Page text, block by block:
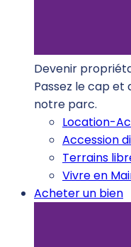
Devenir
Passez le cap et
notre parc.
Location-
Accession
Terrains
Vivre en
Acheter un bien